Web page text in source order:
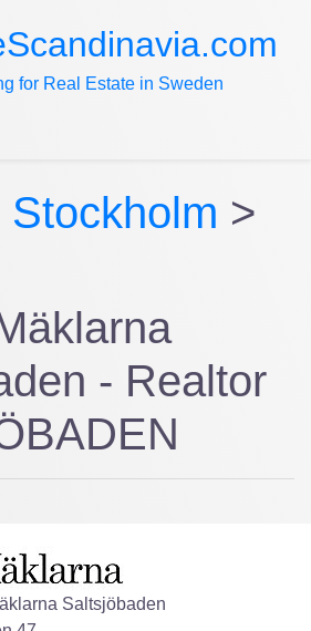
for Real Estate in Sweden
Stockholm >
- Realtor
Saltsjöbaden